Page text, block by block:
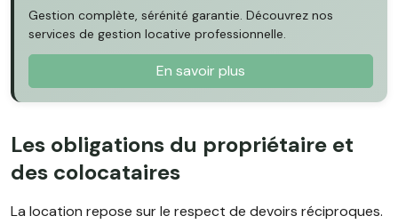
Gestion complète, sérénité garantie. Découvrez nos
services de gestion locative professionnelle.
En savoir plus
Les obligations du propriétaire et
des colocataires
La location repose sur le respect de devoirs réciproques.